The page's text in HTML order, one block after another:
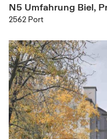
N5 Umfahrung Biel,
2562 Port